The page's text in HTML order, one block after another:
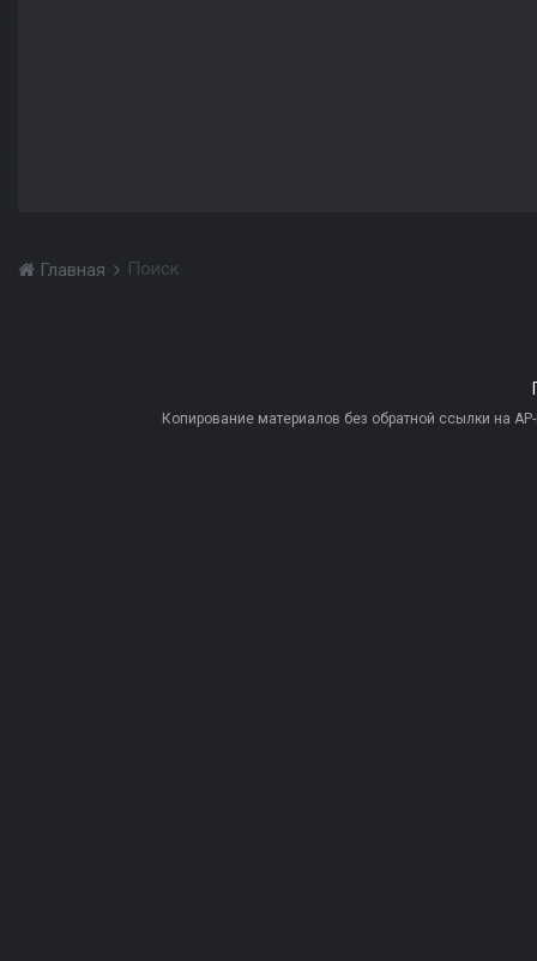
Главная Поиск
Копирование материалов без обратной ссылки на